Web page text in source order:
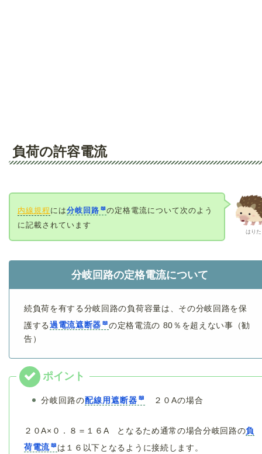
負荷の許容電流
はりた
内線規程 には分岐回路
の定格電流について次のよう
に記載されています
分岐回路の定格電流について
続負荷を有する分岐回路の負荷容量は、その分岐回路を保
護する過電流遮断器
の定格電流の 80％を超えない事（勧
告）
分岐回路の配線用遮断器 ２０Aの場合
２０A×０．８＝１６A となるため通常の場合分岐回路の負
荷電流
は１６以下となるように接続します。